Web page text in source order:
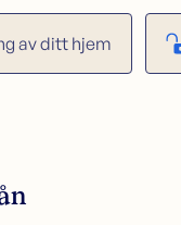
av ditt hjem